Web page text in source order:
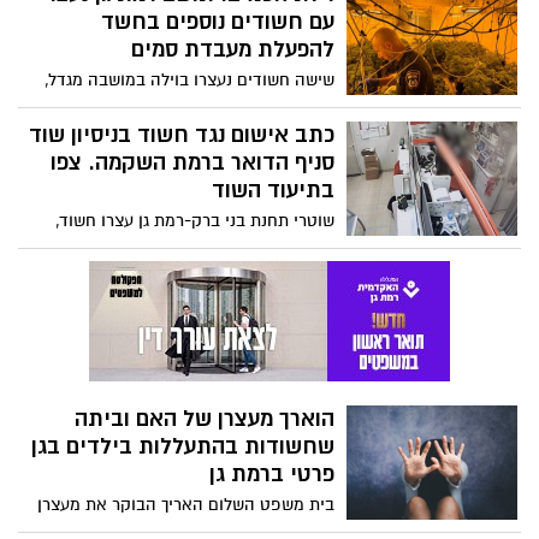
ויחידת התביעות של משטרת מחוז ת"א
הגישה כתב אישום נגד החשוד
הוארך מעצרן של האם וביתה
שחשודות בהתעללות בילדים בגן
פרטי ברמת גן
בית משפט השלום האריך הבוקר את מעצרן
ליום שישי הקרוב
בסופר ליד הבית: נעצר תושב עזה
שהתחזה לישראלי
שוטרי תחנת בני ברק- רמת גן עצרו שוהה
בלתי חוקי, תושב עזה, שהתחזה באמצעות
תעודת זהות ביומטרית ישראלית והועסק
נעצר נהג שנסע ללא רישיון ותחת
השפעת סמים
שוטרי ופקחי יח' שיטור עירוני רמת גן עצרו
נהג שרישיון הנהיגה שלו לא בתוקף ונהג תחת